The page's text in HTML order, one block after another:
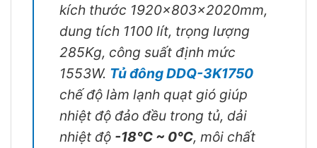
kích thước 1920x803x2020mm,
dung tích 1100 lít, trọng lượng
285Kg, công suất định mức
1553W. Tủ đông DDQ-3K1750
chế độ làm lạnh quạt gió giúp
nhiệt độ đảo đều trong tủ, dải
nhiệt độ -18℃ ~ 0℃, môi chất